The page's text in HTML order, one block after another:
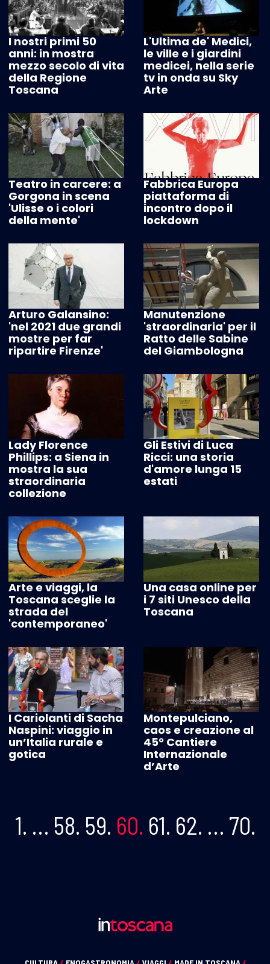
I nostri primi 50
anni: in mostra
mezzo secolo di vita
della Regione
Toscana
L'Ultima de' Medici,
le ville e i giardini
medicei, nella serie
tv in onda su Sky
Arte
Teatro in carcere: a
Gorgona in scena
'Ulisse o i colori
della mente'
Fabbrica Europa
piattaforma di
incontro dopo il
lockdown
Arturo Galansino:
'nel 2021 due grandi
mostre per far
ripartire Firenze'
Manutenzione
'straordinaria' per il
Ratto delle Sabine
del Giambologna
Lady Florence
Phillips: a Siena in
mostra la sua
straordinaria
collezione
Gli Estivi di Luca
Ricci: una storia
d'amore lunga 15
estati
Arte e viaggi, la
Toscana sceglie la
strada del
'contemporaneo'
Una casa online per
i 7 siti Unesco della
Toscana
I Cariolanti di Sacha
Naspini: viaggio in
un’Italia rurale e
gotica
Montepulciano,
caos e creazione al
45° Cantiere
Internazionale
d’Arte
1. … 58. 59. 60. 61. 62. … 70.